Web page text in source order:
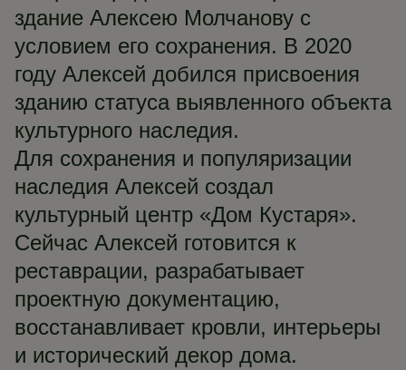
здание Алексею Молчанову с
условием его сохранения. В 2020
году Алексей добился присвоения
зданию статуса выявленного объекта
культурного наследия.
Для сохранения и популяризации
наследия Алексей создал
культурный центр «Дом Кустаря».
Сейчас Алексей готовится к
реставрации, разрабатывает
проектную документацию,
восстанавливает кровли, интерьеры
и исторический декор дома.